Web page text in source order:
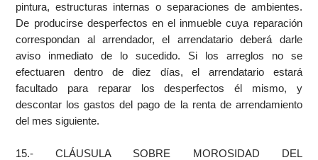
pintura, estructuras internas o separaciones de ambientes.
De producirse desperfectos en el inmueble cuya reparación
correspondan al arrendador, el arrendatario deberá darle
aviso inmediato de lo sucedido. Si los arreglos no se
efectuaren dentro de diez días, el arrendatario estará
facultado para reparar los desperfectos él mismo, y
descontar los gastos del pago de la renta de arrendamiento
del mes siguiente.
15.- CLÁUSULA SOBRE MOROSIDAD DEL